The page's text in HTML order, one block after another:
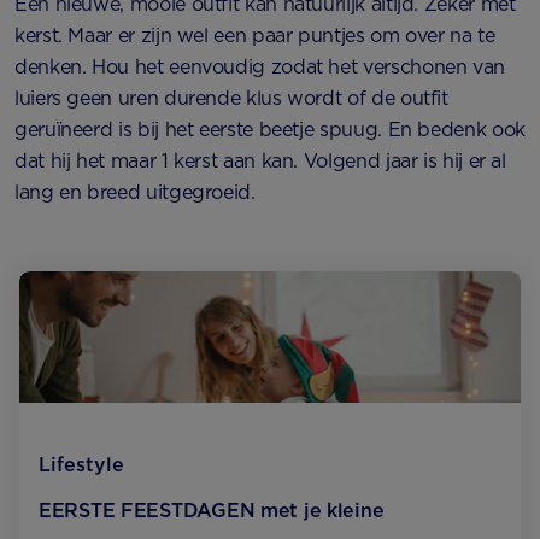
kerst. Maar er zijn wel een paar puntjes om over na te
denken. Hou het eenvoudig zodat het verschonen van
luiers geen uren durende klus wordt of de outfit
geruïneerd is bij het eerste beetje spuug. En bedenk ook
dat hij het maar 1 kerst aan kan. Volgend jaar is hij er al
lang en breed uitgegroeid.
Lifestyle
EERSTE FEESTDAGEN met je kleine